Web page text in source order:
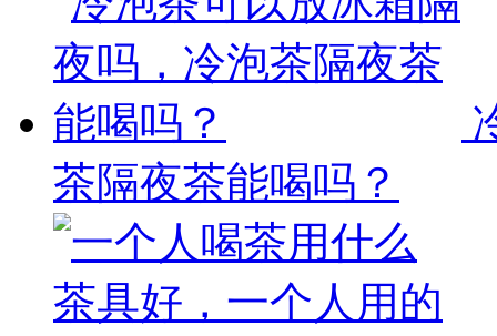
茶隔夜茶能喝吗？